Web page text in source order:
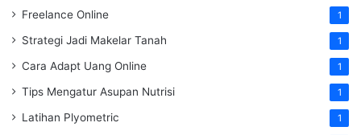
Freelance Online 1
Strategi Jadi Makelar Tanah 1
Cara Adapt Uang Online 1
Tips Mengatur Asupan Nutrisi 1
Latihan Plyometric 1